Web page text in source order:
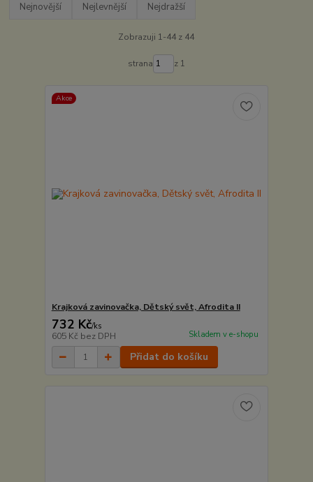
Nejnovější Nejlevnější Nejdražší
Zobrazuji 1-44 z 44
strana z 1
Akce
Krajková zavinovačka, Dětský svět, Afrodita II
732 Kč/ks
605 Kč bez DPH Skladem v e-shopu
Přidat do košíku